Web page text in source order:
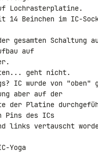
Lochrasterplatine.
14 Beinchen im IC-
gesamten Schaltung
auf
geht nicht.
IC wurde von "oben"
aber auf der
der Platine
Pins des ICs
links vertauscht
Yoga